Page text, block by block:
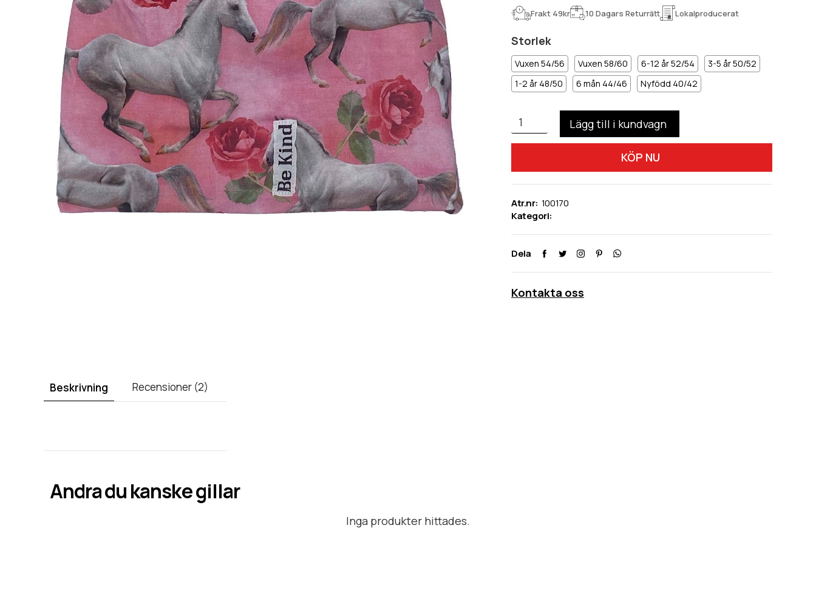
Frakt 49kr 10 Dagars Returrätt Lokalproducerat
Storlek
Vuxen 54/56 Vuxen 58/60 6-12 år 52/54
3-5 år 50/52
1-2 år 48/50
6 mån 44/46 Nyfödd 40/42
KÖP NU
Atr.nr: 100170
Kategori:
Dela
Kontakta oss
Beskrivning Recensioner (2)
Andradu kanske gillar
Inga produkter hittades.